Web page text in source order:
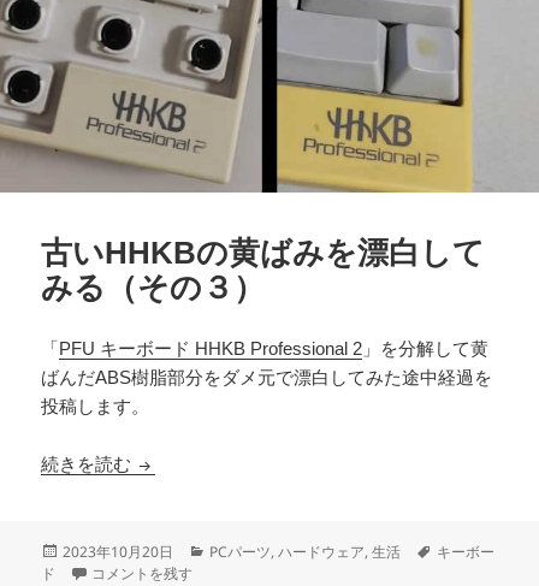
古いHHKBの黄ばみを漂白して
みる（その３）
「 PFU キーボード HHKB Professional 2 」を分解して黄
ばんだABS樹脂部分をダメ元で漂白してみた途中経過を
投稿します。
続きを読む 古いHHKBの黄ばみを漂白してみる（その３）
投
稿
2023年10月20日
カ
PCパーツ,ハードウェア,生活
タ
キーボー
ド
古いHHKBの黄ばみを漂白してみる（その３） に
コメントを残す